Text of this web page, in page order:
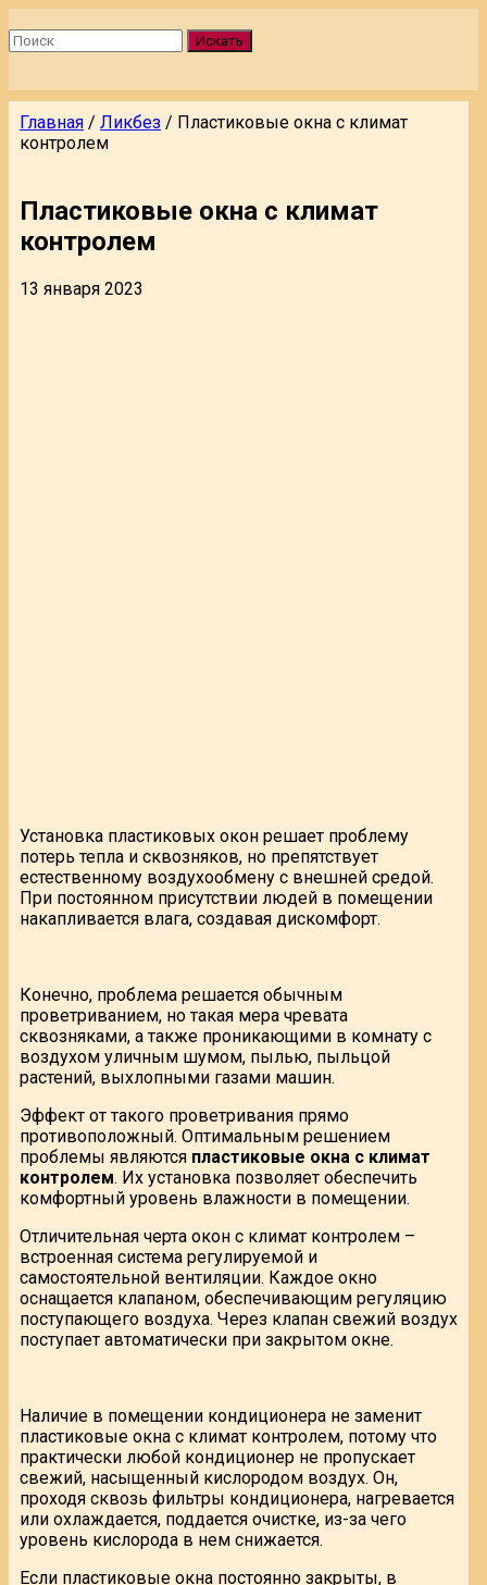
Искать
Главная / Ликбез / Пластиковые окна с климат
контролем
Пластиковые окна с климат
контролем
13 января 2023
Установка пластиковых окон решает проблему
потерь тепла и сквозняков, но препятствует
естественному воздухообмену с внешней средой.
При постоянном присутствии людей в помещении
накапливается влага, создавая дискомфорт.
Конечно, проблема решается обычным
проветриванием, но такая мера чревата
сквозняками, а также проникающими в комнату с
воздухом уличным шумом, пылью, пыльцой
растений, выхлопными газами машин.
Эффект от такого проветривания прямо
противоположный. Оптимальным решением
проблемы являются пластиковые окна с климат
контролем. Их установка позволяет обеспечить
комфортный уровень влажности в помещении.
Отличительная черта окон с климат контролем –
встроенная система регулируемой и
самостоятельной вентиляции. Каждое окно
оснащается клапаном, обеспечивающим регуляцию
поступающего воздуха. Через клапан свежий воздух
поступает автоматически при закрытом окне.
Наличие в помещении кондиционера не заменит
пластиковые окна с климат контролем, потому что
практически любой кондиционер не пропускает
свежий, насыщенный кислородом воздух. Он,
проходя сквозь фильтры кондиционера, нагревается
или охлаждается, поддается очистке, из-за чего
уровень кислорода в нем снижается.
Если пластиковые окна постоянно закрыты, в